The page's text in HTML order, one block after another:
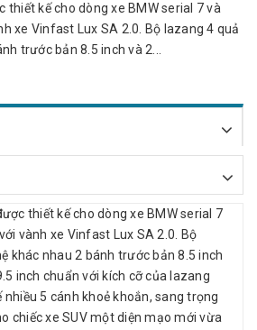
thiết kế cho dòng xe BMW serial 7 và
xe Vinfast Lux SA 2.0. Bộ lazang 4 quả
trước bản 8.5 inch và 2...
thiết kế cho dòng xe BMW serial 7
vành xe Vinfast Lux SA 2.0. Bộ
khác nhau 2 bánh trước bản 8.5 inch
inch chuẩn với kích cỡ của lazang
nhiều 5 cánh khoẻ khoắn, sang trọng
chiếc xe SUV một diện mạo mới vừa